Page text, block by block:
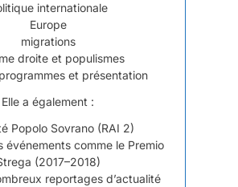
internationale
Europe
migrations
droite et populismes
et présentation
Elle a également :
Popolo Sovrano (RAI 2)
événements comme le Premio
(2017–2018)
reportages d’actualité